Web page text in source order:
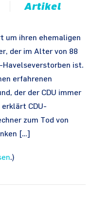
Artikel
um ihren ehemaligen
der im Alter von 88
Havelseverstorben ist.
erfahrenen
der der CDU immer
CDU-
zum Tod von
[…]
.)